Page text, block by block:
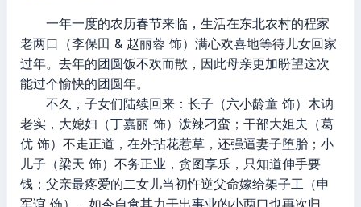
一年一度的农历春节来临，生活在东北农村的程家
老两口（李保田 & 赵丽蓉 饰）满心欢喜地等待儿女回家
过年。去年的团圆饭不欢而散，因此母亲更加盼望这次
能过个愉快的团圆年。
不久，子女们陆续回来：长子（六小龄童 饰）木讷
老实，大媳妇（丁嘉丽 饰）泼辣刁蛮；干部大姐夫（葛
优 饰）不走正道，在外拈花惹草，还强逼妻子堕胎；小
儿子（梁天 饰）不务正业，贪图享乐，只知道伸手要
钱；父亲最疼爱的二女儿当初忤逆父命嫁给架子工（申
军谊 饰），如今自食其力干出事业的小两口也再次归